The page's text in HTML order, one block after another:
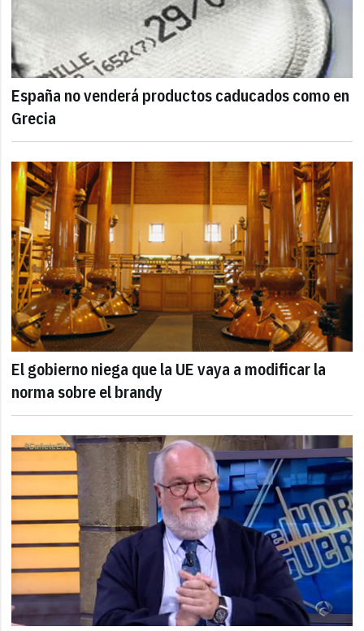
España no venderá productos caducados como en
Grecia
El gobierno niega que la UE vaya a modificar la
norma sobre el brandy